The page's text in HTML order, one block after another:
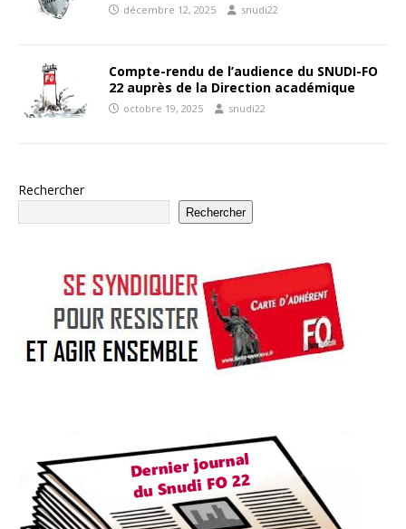
décembre 12, 2025 snudi22
Compte-rendu de l’audience du SNUDI-FO
22 auprès de la Direction académique
octobre 19, 2025 snudi22
Rechercher
Rechercher